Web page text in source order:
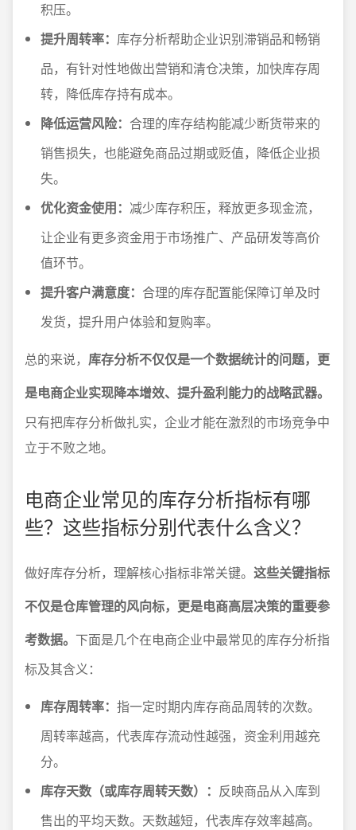
积压。
提升周转率： 库存分析帮助企业识别滞销品和畅销
品，有针对性地做出营销和清仓决策，加快库存周
转，降低库存持有成本。
降低运营风险： 合理的库存结构能减少断货带来的
销售损失，也能避免商品过期或贬值，降低企业损
失。
优化资金使用： 减少库存积压，释放更多现金流，
让企业有更多资金用于市场推广、产品研发等高价
值环节。
提升客户满意度： 合理的库存配置能保障订单及时
发货，提升用户体验和复购率。
总的来说， 库存分析不仅仅是一个数据统计的问题，更
是电商企业实现降本增效、提升盈利能力的战略武器。
只有把库存分析做扎实，企业才能在激烈的市场竞争中
立于不败之地。
电商企业常见的库存分析指标有哪
些？这些指标分别代表什么含义？
做好库存分析，理解核心指标非常关键。 这些关键指标
不仅是仓库管理的风向标，更是电商高层决策的重要参
考数据。 下面是几个在电商企业中最常见的库存分析指
标及其含义：
库存周转率： 指一定时期内库存商品周转的次数。
周转率越高，代表库存流动性越强，资金利用越充
分。
库存天数（或库存周转天数）： 反映商品从入库到
售出的平均天数。天数越短，代表库存效率越高。